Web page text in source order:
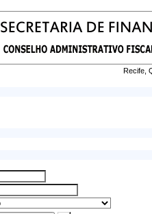
Recife,